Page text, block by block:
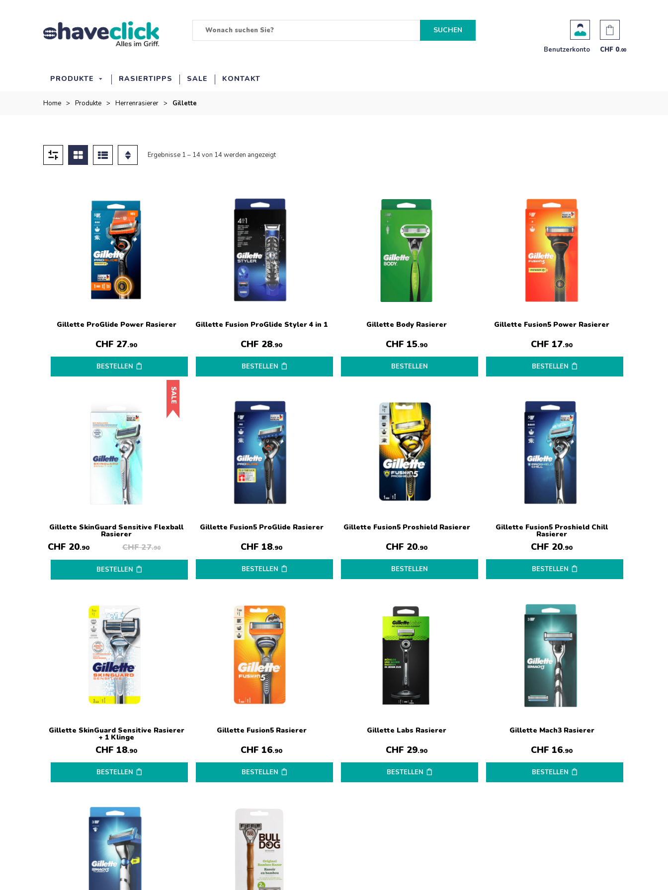
SUCHEN
CHF 0.00
Benutzerkonto
PRODUKTE RASIERTIPPS SALE KONTAKT
Home > Produkte > Herrenrasierer > Gillette
Ergebnisse 1 – 14 von 14 werden angezeigt
Gillette ProGlide Power Rasierer
CHF 27.90
BESTELLEN
Gillette Fusion ProGlide Styler 4 in 1
CHF 28.90
BESTELLEN
Gillette Body Rasierer
CHF 15.90
BESTELLEN
Gillette Fusion5 Power Rasierer
CHF 17.90
BESTELLEN
SALE
Gillette SkinGuard Sensitive Flexball
Rasierer
CHF 20.90 CHF27.90
BESTELLEN
Gillette Fusion5 ProGlide Rasierer
CHF 18.90
BESTELLEN
Gillette Fusion5 Proshield Rasierer
CHF 20.90
BESTELLEN
Gillette Fusion5 Proshield Chill
Rasierer
CHF 20.90
BESTELLEN
Gillette SkinGuard Sensitive Rasierer
+ 1 Klinge
CHF 18.90
BESTELLEN
Gillette Fusion5 Rasierer
CHF 16.90
BESTELLEN
Gillette Labs Rasierer
CHF 29.90
BESTELLEN
Gillette Mach3 Rasierer
CHF 16.90
BESTELLEN